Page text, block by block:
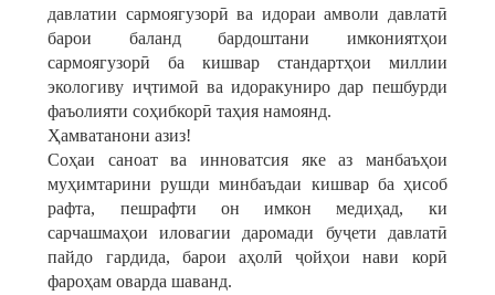
давлатии сармоягузорӣ ва идораи амволи давлатӣ
барои баланд бардоштани имкониятҳои
сармоягузорӣ ба кишвар стандартҳои миллии
экологиву иҷтимоӣ ва идоракуниро дар пешбурди
фаъолияти соҳибкорӣ таҳия намоянд.
Ҳамватанони азиз!
Соҳаи саноат ва инноватсия яке аз манбаъҳои
муҳимтарини рушди минбаъдаи кишвар ба ҳисоб
рафта, пешрафти он имкон медиҳад, ки
сарчашмаҳои иловагии даромади буҷети давлатӣ
пайдо гардида, барои аҳолӣ ҷойҳои нави корӣ
фароҳам оварда шаванд.